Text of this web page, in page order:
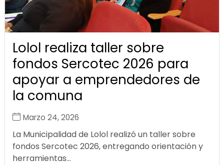
Lolol realiza taller sobre
fondos Sercotec 2026 para
apoyar a emprendedores de
la comuna
Marzo 24, 2026
La Municipalidad de Lolol realizó un taller sobre
fondos Sercotec 2026, entregando orientación y
herramientas...